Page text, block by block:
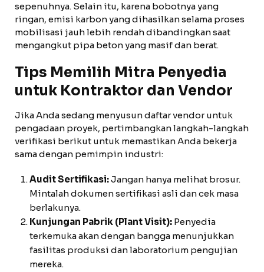
sepenuhnya. Selain itu, karena bobotnya yang
ringan, emisi karbon yang dihasilkan selama proses
mobilisasi jauh lebih rendah dibandingkan saat
mengangkut pipa beton yang masif dan berat.
Tips Memilih Mitra Penyedia
untuk Kontraktor dan Vendor
Jika Anda sedang menyusun daftar vendor untuk
pengadaan proyek, pertimbangkan langkah-langkah
verifikasi berikut untuk memastikan Anda bekerja
sama dengan pemimpin industri:
Audit Sertifikasi:Jangan hanya melihat brosur.
Mintalah dokumen sertifikasi asli dan cek masa
berlakunya.
Kunjungan Pabrik (Plant Visit): Penyedia
terkemuka akan dengan bangga menunjukkan
fasilitas produksi dan laboratorium pengujian
mereka.